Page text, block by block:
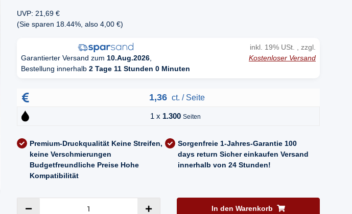
UVP: 21,69 €
(Sie sparen 18.44% , also 4,00 €)
Garantierter Versand zum 10.Aug.2026,
Bestellung innerhalb 2 Tage 11 Stunden 0 Minuten
inkl. 19% USt. , zzgl.
Kostenloser Versand
1,36 ct. / Seite
1 x 1.300 Seiten
Premium-Druckqualität Keine Streifen,
keine Verschmierungen
Budgetfreundliche Preise Hohe
Kompatibilität
Sorgenfreie 1-Jahres-Garantie 100
days return Sicher einkaufen Versand
innerhalb von 24 Stunden!
In den Warenkorb